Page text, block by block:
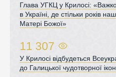
Глава УГКЦ у Крилосі:
в Україні, де стільки років
Матері Божої»
11 307
У Крилосі відбудеться
до Галицької чудотворної